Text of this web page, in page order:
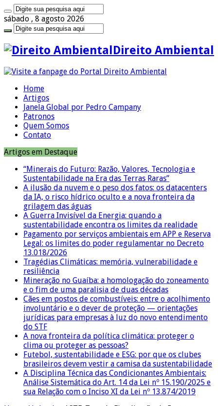
sábado , 8 agosto 2026
Direito Ambiental
Home
Artigos
Janela Global por Pedro Campany
Patronos
Quem Somos
Contato
Artigos em Destaque
“Minerais do Futuro: Razão, Valores, Tecnologia e
Sustentabilidade na Era das Terras Raras”
A ilusão da nuvem e o peso dos fatos: os datacenters
da IA, o risco hídrico oculto e a nova fronteira da
grilagem das águas
A Guerra Invisível da Energia: quando a
sustentabilidade encontra os limites da realidade
Pagamento por serviços ambientais em APP e Reserva
Legal: os limites do poder regulamentar no Decreto
13.018/2026
Tragédias Climáticas: memória, vulnerabilidade e
resiliência
Mineração no Guaíba: a homologação do zoneamento
e o fim de uma paralisia de duas décadas
Cães em postos de combustíveis: entre o acolhimento
involuntário e o dever de proteção — orientações
jurídicas para empresas à luz do novo entendimento
do STF
A nova fronteira da política climática: proteger o
clima ou proteger as pessoas?
Futebol, sustentabilidade e ESG: por que os clubes
brasileiros devem vestir a camisa da sustentabilidade
A Disciplina Técnica das Condicionantes Ambientais:
Análise Sistemática do Art. 14 da Lei nº 15.190/2025 e
sua Relação com o Inciso XI da Lei nº 13.874/2019